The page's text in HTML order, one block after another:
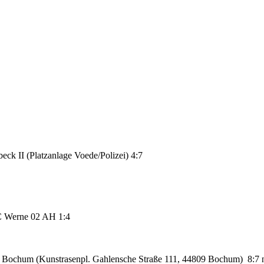
II (Platzanlage Voede/Polizei) 4:7
Werne 02 AH 1:4
(Kunstrasenpl. Gahlensche Straße 111, 44809 Bochum) 8:7